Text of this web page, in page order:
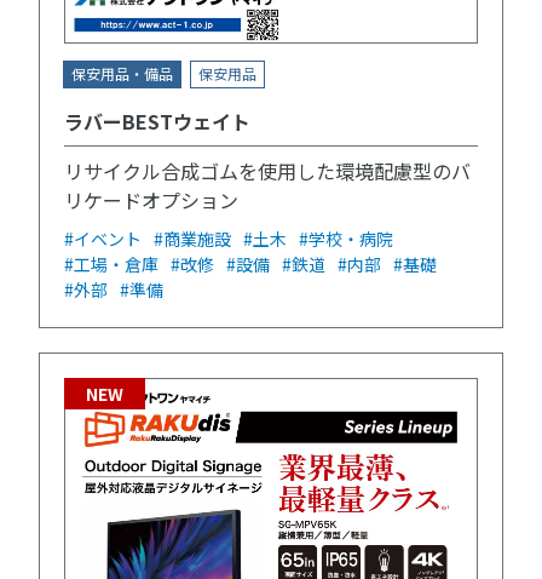
保安用品・備品 保安用品
ラバーBESTウェイト
リサイクル合成ゴムを使用した環境配慮型のバ
リケードオプション
#イベント #商業施設 #土木 #学校・病院
#工場・倉庫 #改修 #設備 #鉄道 #内部 #基礎
#外部 #準備
NEW